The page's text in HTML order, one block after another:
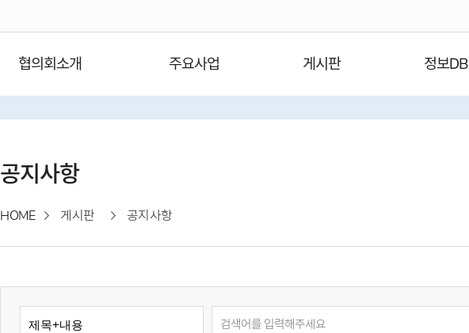
협의회소개 주요사업 게시판 정보DB
공지사항
HOME 게시판 공지사항